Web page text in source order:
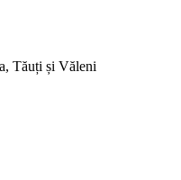
Tăuți și Văleni